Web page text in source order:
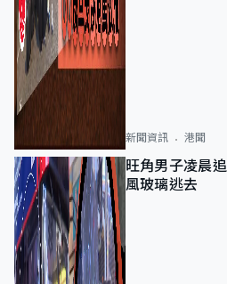
新聞資訊 港聞
旺角男子凌晨
風玻璃逃去